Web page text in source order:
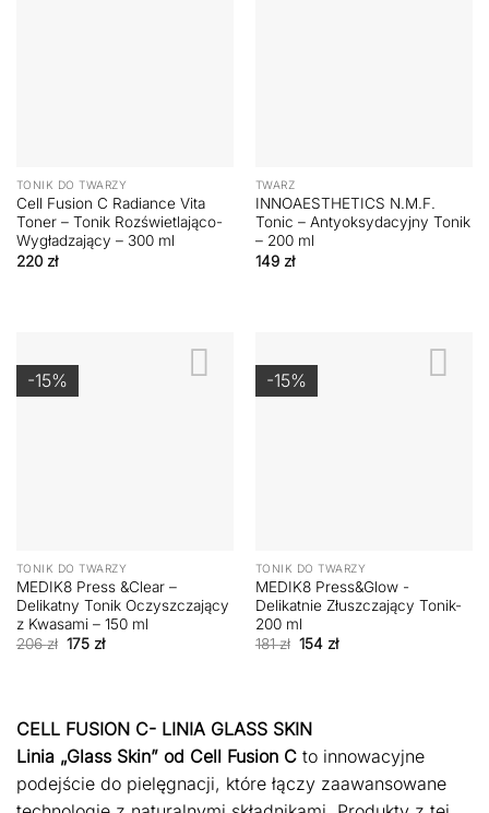
TONIK DO TWARZY
Cell Fusion C Radiance Vita
Toner – Tonik Rozświetlająco-
Wygładzający – 300 ml
220 zł
TWARZ
INNOAESTHETICS N.M.F.
Tonic – Antyoksydacyjny Tonik
– 200 ml
149 zł
-15%
TONIK DO TWARZY
MEDIK8 Press &Clear –
Delikatny Tonik Oczyszczający
z Kwasami – 150 ml
206zł Pierwotna
175 złAktualna
-15%
TONIK DO TWARZY
MEDIK8 Press&Glow -
Delikatnie Złuszczający Tonik-
200 ml
181zł Pierwotna
154 złAktualna
CELL FUSION C- LINIA GLASS SKIN
Linia „Glass Skin” od Cell Fusion C to innowacyjne
podejście do pielęgnacji, które łączy zaawansowane